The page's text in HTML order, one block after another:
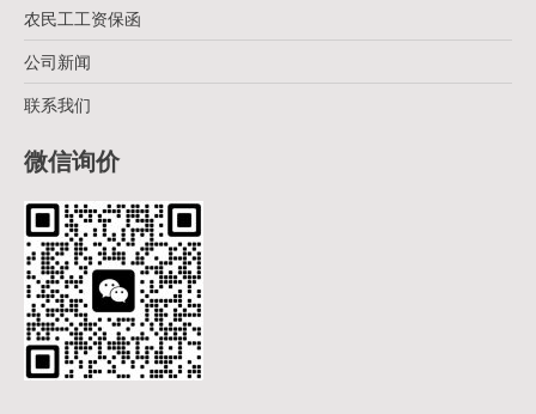
农民工工资保函
公司新闻
联系我们
微信询价